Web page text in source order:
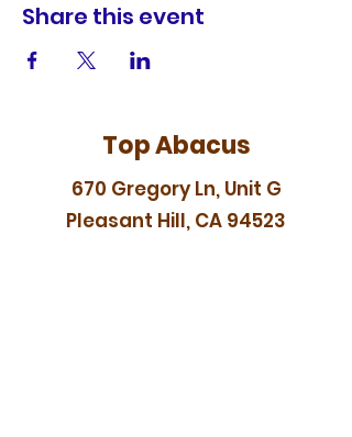
Share this event
Top Abacus
670 Gregory Ln, Unit G
Pleasant Hill, CA 94523